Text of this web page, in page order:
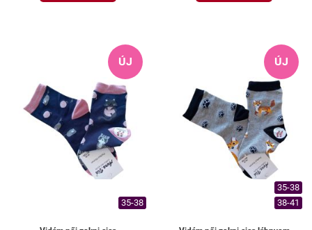
✔ 2 pár (fehér + fekete)
Ha eleged van a lecsúszó
titokzoknikból, ez a megoldás.
ÚJ
35-38
ÚJ
35-38
38-41